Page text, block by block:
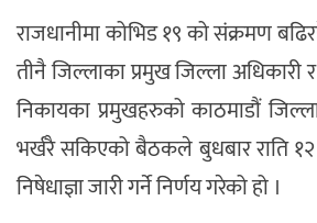
राजधानीमा कोभिड १९ को संक्रमण
तीनै जिल्लाका प्रमुख जिल्ला अधिकारी
निकायका प्रमुखहरुको काठमाडौं
भर्खरै सकिएको बैठकले बुधबार राति
निषेधाज्ञा जारी गर्ने निर्णय गरेको हो ।